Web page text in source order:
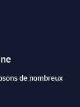
de nombreux